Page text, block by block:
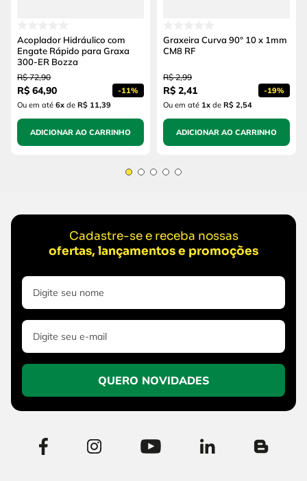
Acoplador Hidráulico com
Engate Rápido para Graxa
300-ER Bozza
R$ 72,90
R$ 64,90 -11%
Ou em até 6x de R$ 11,39
ADICIONAR AO CARRINHO
Graxeira Curva 90° 10 x 1mm
CM8 RF
R$ 2,99
R$ 2,41 -19%
Ou em até 1x de R$ 2,54
ADICIONAR AO CARRINHO
Cadastre-se e receba nossas
ofertas, lançamentos e promoções
QUERO NOVIDADES